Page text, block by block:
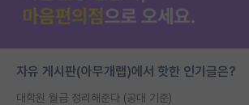
자유 게시판(아무개랩)에서 핫한 인기글은?
대학원 월급 정리해준다 (공대 기준)